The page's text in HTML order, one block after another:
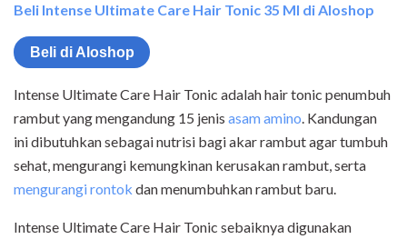
Beli Intense Ultimate Care Hair Tonic 35 Ml di Aloshop
Beli di Aloshop
Intense Ultimate Care Hair Tonic adalah hair tonic penumbuh
rambut yang mengandung 15 jenis asam amino. Kandungan
ini dibutuhkan sebagai nutrisi bagi akar rambut agar tumbuh
sehat, mengurangi kemungkinan kerusakan rambut, serta
mengurangi rontok dan menumbuhkan rambut baru.
Intense Ultimate Care Hair Tonic sebaiknya digunakan